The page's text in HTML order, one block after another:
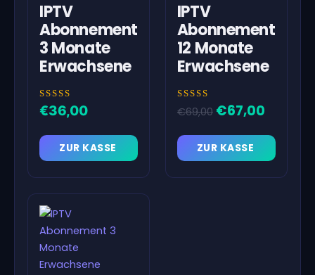
IPTV
Abonnement
3 Monate
Erwachsene
Bewertet
mit
€36,00
ZUR KASSE
IPTV
Abonnement
12 Monate
Erwachsene
Bewertet
mit
€69,00 Ursprünglicher
war:
€69,00
€67,00
ist:
€67,00.
ZUR KASSE